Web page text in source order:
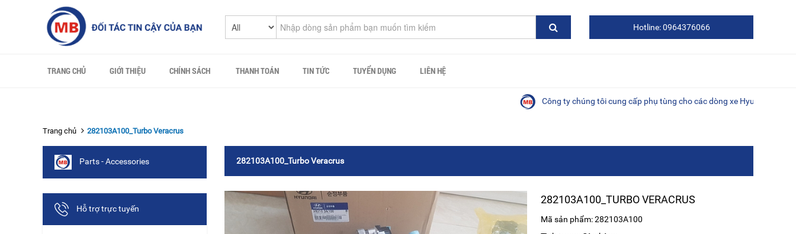
Hotline: 0964376066
TRANG CHỦ GIỚI THIỆU CHÍNH SÁCH THANH TOÁN TIN TỨC TUYỂN DỤNG LIÊN HỆ
Công ty chúng tôi cung cấp phụ tùng cho các dòng xe Hyundai, Kia,
Trang chủ 282103A100_Turbo Veracrus
282103A100_Turbo Veracrus
282103A100_TURBO VERACRUS
Mã sản phẩm: 282103A100
Parts - Accessories
Hỗ trợ trực tuyến